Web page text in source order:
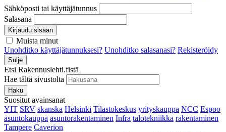
Sähköposti tai käyttäjätunnus
Salasana
Kirjaudu sisään
Muista minut
Unohditko käyttäjätunnuksesi? Unohditko salasanasi? Rekisteröidy
Sulje
Etsi Rakennuslehti.fistä
Hae tältä sivustolta
Haku
Suositut avainsanat
YIT SRV skanska Helsinki Tilastokeskus yrityskauppa NCC Espoo
asuntokauppa asuntorakentaminen Infra talotekniikka rakentaminen
Tampere Caverion